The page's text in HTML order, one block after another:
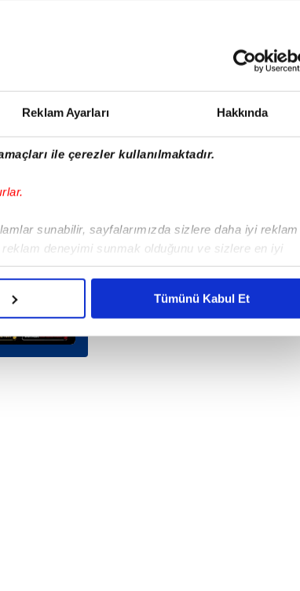
Reklam Ayarları Hakkında
ile çerezler kullanılmaktadır.
sunabilir, sayfalarımızda sizlere daha iyi reklam
deneyimi sunmak olduğunu ve sizlere en iyi
noktada, reklamların maliyetlerimizi karşılamak
ve üçüncü kişilere ait çerezler kullanılmaktadır. Bu
Tümünü Kabul Et
10 maçta